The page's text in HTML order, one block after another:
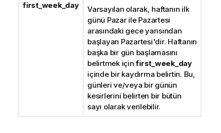
first_week_day
Varsayılan olarak, haftanın ilk
günü Pazar ile Pazartesi
arasındaki gece yarısından
başlayan Pazartesi'dir. Haftanın
başka bir gün başlamasını
belirtmek içinfirst_week_day
içinde bir kaydırma belirtin. Bu,
günleri ve/veya bir günün
kesirlerini belirten bir bütün
sayı olarak verilebilir.